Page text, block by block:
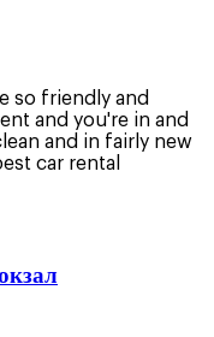
so friendly and
and you're in and
and in fairly new
car rental